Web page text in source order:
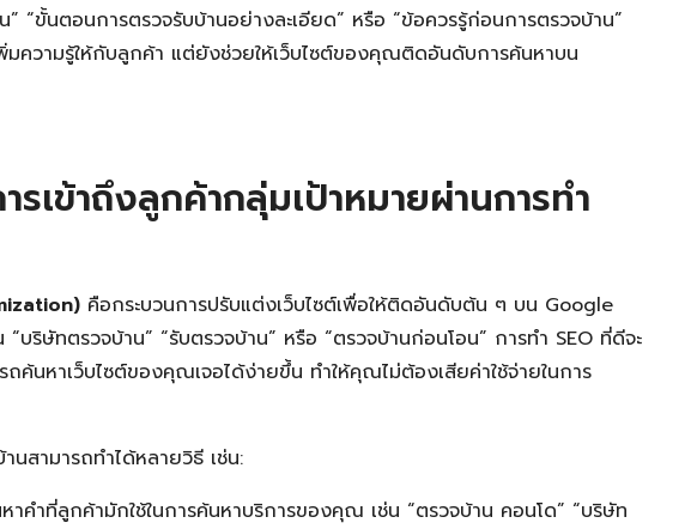
“ขั้นตอนการตรวจรับบ้านอย่างละเอียด” หรือ “ข้อควรรู้ก่อนการตรวจบ้าน”
มความรู้ให้กับลูกค้า แต่ยังช่วยให้เว็บไซต์ของคุณติดอันดับการค้นหาบน
รเข้าถึงลูกค้ากลุ่มเป้าหมายผ่านการทำ
คือกระบวนการปรับแต่งเว็บไซต์เพื่อให้ติดอันดับต้น ๆ บน Google
บริษัทตรวจบ้าน” “รับตรวจบ้าน” หรือ “ตรวจบ้านก่อนโอน” การทำ SEO ที่ดีจะ
ถค้นหาเว็บไซต์ของคุณเจอได้ง่ายขึ้น ทำให้คุณไม่ต้องเสียค่าใช้จ่ายในการ
นสามารถทำได้หลายวิธี เช่น:
าคำที่ลูกค้ามักใช้ในการค้นหาบริการของคุณ เช่น “ตรวจบ้าน คอนโด” “บริษัท